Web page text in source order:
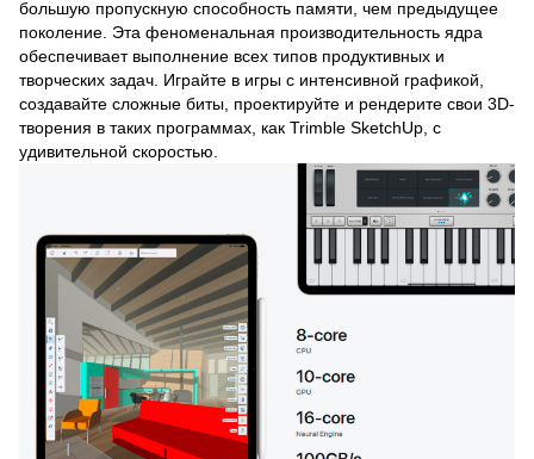
большую пропускную способность памяти, чем предыдущее
поколение. Эта феноменальная производительность ядра
обеспечивает выполнение всех типов продуктивных и
творческих задач. Играйте в игры с интенсивной графикой,
создавайте сложные биты, проектируйте и рендерите свои 3D-
творения в таких программах, как Trimble SketchUp, с
удивительной скоростью.